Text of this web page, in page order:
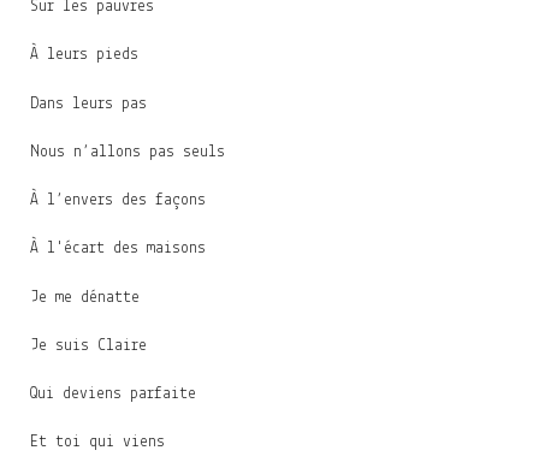
Sur les pauvres
À leurs pieds
Dans leurs pas
Nous n’allons pas seuls
À l’envers des façons
À l'écart des maisons
Je me dénatte
Je suis Claire
Qui deviens parfaite
Et toi qui viens